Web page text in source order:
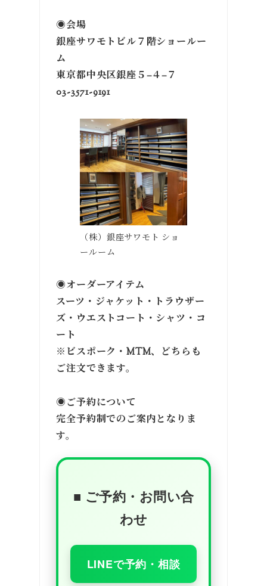
◉会場
銀座サワモトビル７階ショールー
ム
東京都中央区銀座５−４−７
03-3571-9191
（株）銀座サワモト ショ
ールーム
◉オーダーアイテム
スーツ・ジャケット・トラウザー
ズ・ウエストコート・シャツ・コ
ート
※ビスポーク・MTM、どちらも
ご注文できます。
◉ご予約について
完全予約制でのご案内となりま
す。
■ ご予約・お問い合
わせ
LINEで予約・相談